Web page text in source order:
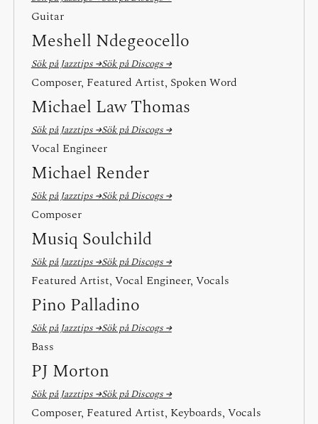
Guitar
Meshell Ndegeocello
Sök på Jazztips →Sök på Discogs →
Composer, Featured Artist, Spoken Word
Michael Law Thomas
Sök på Jazztips →Sök på Discogs →
Vocal Engineer
Michael Render
Sök på Jazztips →Sök på Discogs →
Composer
Musiq Soulchild
Sök på Jazztips →Sök på Discogs →
Featured Artist, Vocal Engineer, Vocals
Pino Palladino
Sök på Jazztips →Sök på Discogs →
Bass
PJ Morton
Sök på Jazztips →Sök på Discogs →
Composer, Featured Artist, Keyboards, Vocals